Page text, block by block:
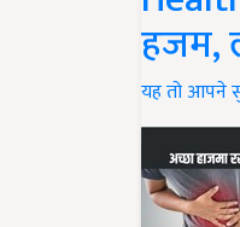
हजम,
यह तो आपने